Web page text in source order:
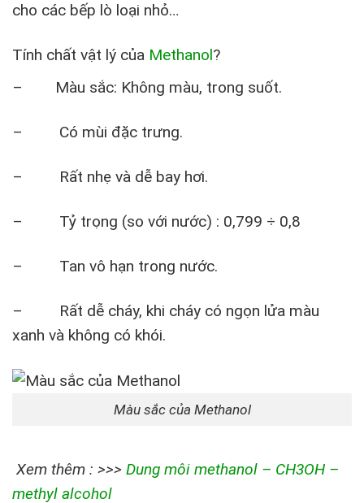
cho các bếp lò loại nhỏ…
Tính chất vật lý của Methanol?
– Màu sắc: Không màu, trong suốt.
– Có mùi đặc trưng.
– Rất nhẹ và dễ bay hơi.
– Tỷ trọng (so với nước) : 0,799 ÷ 0,8
– Tan vô hạn trong nước.
– Rất dễ cháy, khi cháy có ngọn lửa màu
xanh và không có khói.
Màu sắc của Methanol
Xem thêm : >>> Dung môi methanol – CH3OH –
methyl alcohol